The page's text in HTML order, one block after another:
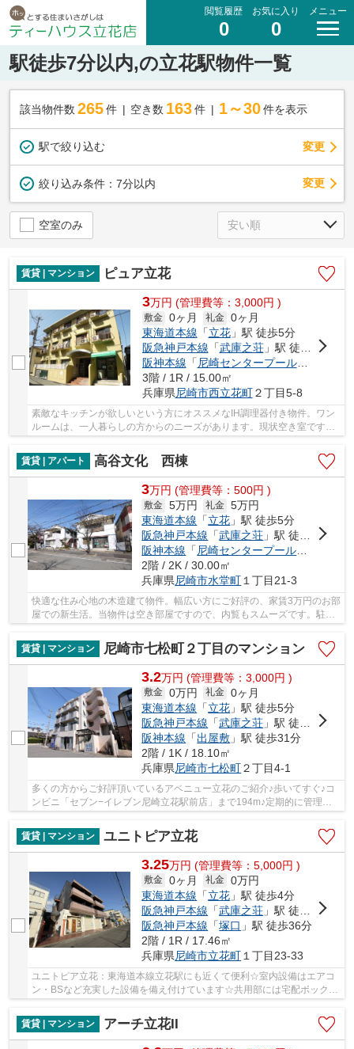
閲覧履歴
0
お気に入り
0
メニュー
駅徒歩7分以内,の立花駅物件一覧
該当物件数 265件 空き数 163 件 1～30 件を表示
駅で絞り込む 変更
絞り込み条件： 7分以内 変更
空室のみ
賃貸 | マンション ピュア立花
3万円 (管理費等：3,000円 )
敷金 0ヶ月 礼金 0ヶ月
東海道本線 「立花」駅 徒歩5分
阪急神戸本線 「武庫之荘」駅 徒歩29分
阪神本線 「尼崎センタープール前
3階 / 1R / 15.00㎡
兵庫県尼崎市西立花町２丁目5-8
素敵なキッチンが欲しいという方にオススメなIH調理器付き物件。ワン
ルームは、一人暮らしの方からのニーズがあります。現状空き室ですの
賃貸 | アパート
高谷文化 西棟
3万円 (管理費等：500円 )
敷金 5万円 礼金 5万円
東海道本線 「立花 」駅 徒歩5分
阪急神戸本線 「武庫之荘 」駅 徒歩20分
阪神本線 「 尼崎センタープール前
2階 / 2K / 30.00㎡
兵庫県尼崎市水堂町 １丁目21-3
快適な住み心地の木造建て物件。幅広い方にご好評の、家賃3万円のお部
屋での新生活。当物件は空き部屋ですので、内覧もスムーズです。駐輪
賃貸 | マンション
尼崎市七松町２丁目のマンション
3.2万円 (管理費等：3,000円 )
敷金 0万円 礼金 0ヶ月
東海道本線 「立花 」駅 徒歩5分
阪急神戸本線 「武庫之荘 」駅 徒歩30分
阪神本線 「出屋敷 」駅 徒歩31分
2階 / 1K / 18.10㎡
兵庫県尼崎市七松町２丁目4-1
多くの方からご好評頂いているアベニュー立花のご紹介♪歩いてすぐ♪コ
ンビニ「セブン−イレブン尼崎立花駅前店」まで194m♪定期的に管理人
賃貸 | マンション
ユニトピア立花
3.25万円 (管理費等：5,000円 )
敷金 0ヶ月 礼金 0万円
東海道本線 「立花 」駅 徒歩4分
阪急神戸本線 「武庫之荘 」駅 徒歩28分
阪急神戸本線 「塚口 」駅 徒歩36分
2階 / 1R / 17.46㎡
兵庫県尼崎市立花町 １丁目23-33
ユニトピア立花：東海道本線立花駅にも近くて便利☆室内設備はエアコ
ン・BSなど充実した設備を備え付けています☆共用部には宅配ボックス
が備え付けられているため、急なお出かけや不在...
賃貸 | マンション
アーチ立花II